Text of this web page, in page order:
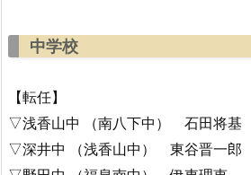
中学校
【転任】
▽浅香山中 （南八下中） 石田将基
▽深井中 （浅香山中） 東谷晋一郎